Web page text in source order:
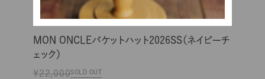
MON ONCLEバケットハット2026SS（ネイビーチ
ェック）
¥22,000SOLD OUT